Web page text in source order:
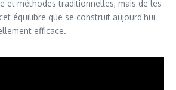
et méthodes traditionnelles, mais de les
équilibre que se construit aujourd’hui
efficace.